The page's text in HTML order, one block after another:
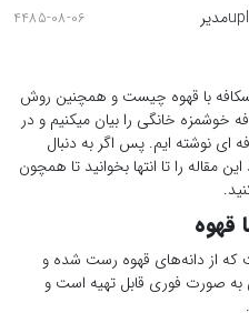
مدیر 4485-08-06
نسکافه با قهوه چیست و همچنین روش
خانگی را بیان میکنیم و در
ای نوشته ایم. پس اگر به دنبال
را تا انتها بخوانید تا همچون
قهوه
از دانه‌های قهوه رست شده و
صورت فوری قابل تهیه است و